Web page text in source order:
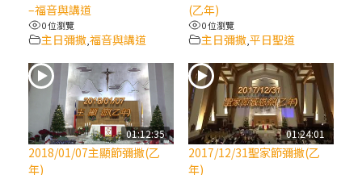
2025/10/10【萬物讚頌頌歌 – 太陽與生態音
樂會】紀念聖方濟與已逝教宗方濟各（上）
(9完結)黃敏正主教帶你做【將臨期避靜】—
匝凱的「新生命」：利他與內化
(8)黃敏正主教帶你做【將臨期避靜】—耶穌
降生成人與人同在＝「厄瑪努爾」
–福音與講道
0 位瀏覽
主日彌撒 ,福音與講道
(乙年)
0 位瀏覽
主日彌撒, 平日聖道
01:12:35
2018/01/07主顯節彌撒(乙
年)
01:24:01
2017/12/31聖家節彌撒(乙
年)